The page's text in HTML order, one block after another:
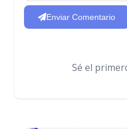
Enviar Comentario
Sé el